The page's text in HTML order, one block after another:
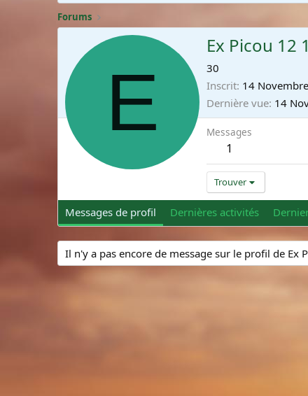
Forums
E
Ex Picou 12
30
Inscrit 14
Dernière vue 14
Messages
1
Trouver
Messages de profil Dernières activités
Il n'y a pas encore de message sur le profil de Ex